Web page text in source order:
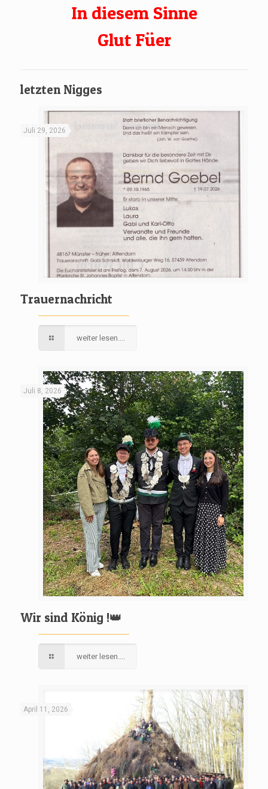
In diesem Sinne
Glut Füer
letzten Nigges
Juli 29, 2026
Trauernachricht
weiter lesen....
Juli 8, 2026
Wir sind König !👑
weiter lesen....
April 11, 2026